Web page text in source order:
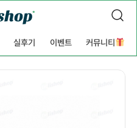
실후기 이벤트 커뮤니티